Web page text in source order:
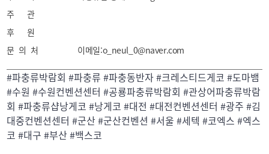
주 관
후 원
문 의 처
이메일:o_neul_0@naver.com
#파충류박람회 #파충류 #파충동반자 #크레스티드게코 #도마뱀
#수원 #수원컨벤션센터 #공룡파충류박람회 #관상어파충류박람
회 #파충류샵낭게코 #낭게코 #대전 #대전컨벤션센터 #광주 #김
대중컨벤션센터 #군산 #군산컨벤션 #서울 #세텍 #코엑스 #엑스
코 #대구 #부산 #백스코